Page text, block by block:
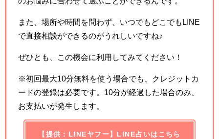
また、場所や時間を問わず、いつでもどこでもLINE
で直接相談ができるのがうれしいですね♪
ぜひとも、この機会に利用してみてください！
※初回最大10分無料を使う場合でも、クレジットカ
ードの登録は必要です。10分が経過した場合のみ、
お支払いが発生します。
【提供：LINEヤフー】LINE占いはこちら